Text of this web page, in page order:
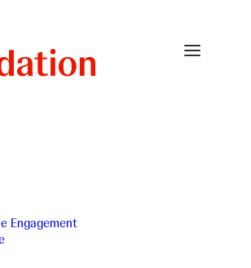
Engagement
e Mestieri -
Vegan Lab